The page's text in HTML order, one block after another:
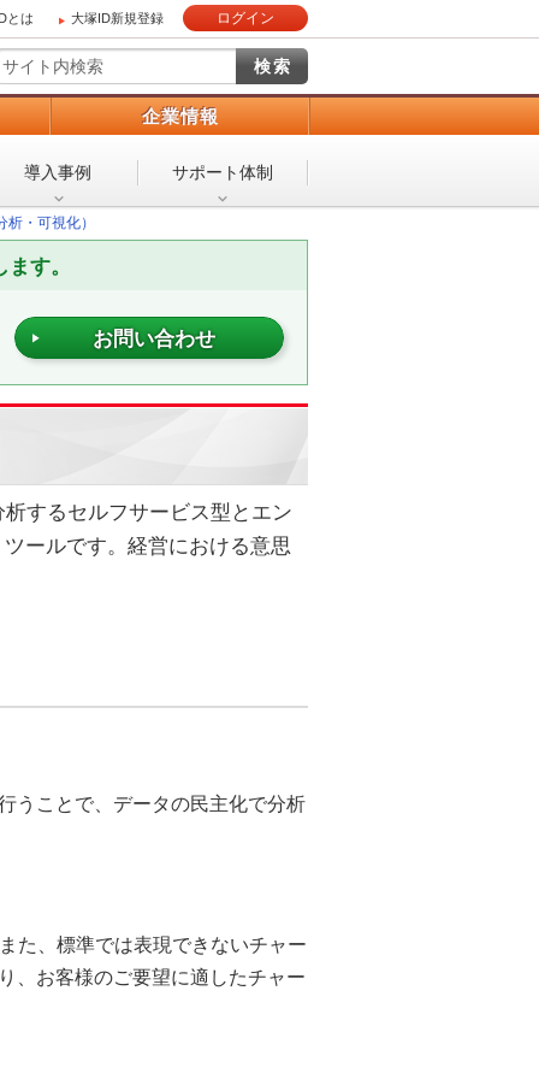
とは 大塚ID新規登録 ログイン
企業情報
導入事例 サポート体制
・可視化）
す。
お問い合わせ
するセルフサービス型とエン
ールです。経営における意思
うことで、データの民主化で分析
た、標準では表現できないチャー
、お客様のご要望に適したチャー